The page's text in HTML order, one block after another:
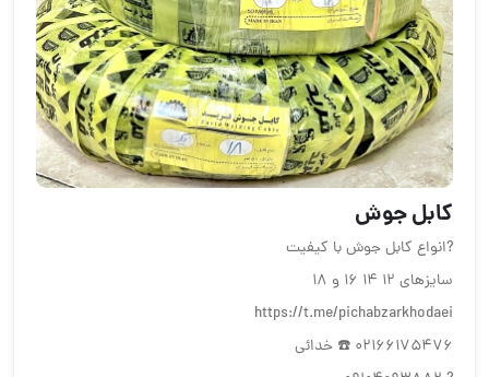
كابل جوش
?انواع کابل جوش با کیفیت
سایزهای ۱۲ ۱۴ ۱۶ و ۱۸
https://t.me/pichabzarkhodaei
‎☎️ 02166175476 خدائى